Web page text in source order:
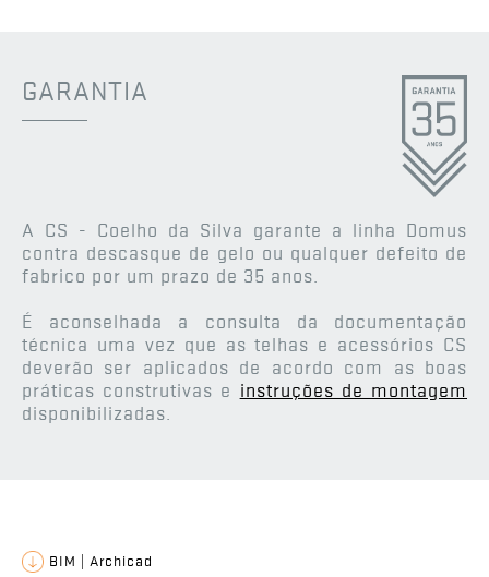
GARANTIA
A CS - Coelho da Silva garante a linha Domus
contra descasque de gelo ou qualquer defeito de
fabrico por um prazo de 35 anos.
É aconselhada a consulta da documentação
técnica uma vez que as telhas e acessórios CS
deverão ser aplicados de acordo com as boas
práticas construtivas e instruções de montagem
disponibilizadas.
BIM | Archicad